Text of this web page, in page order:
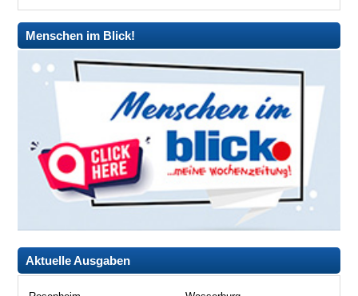
Menschen im Blick!
Aktuelle Ausgaben